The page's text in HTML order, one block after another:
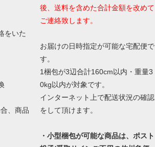
をいた
、商品
後、送料を含めた合計金額を改めて
ご連絡致します。
お届けの日時指定が可能な宅配便で
す。
1梱包が3辺合計160cm以内・重量3
0kg以内が対象です。
インターネット上で配送状況の確認
をして頂けます。
・小型梱包が可能な商品は、ポスト